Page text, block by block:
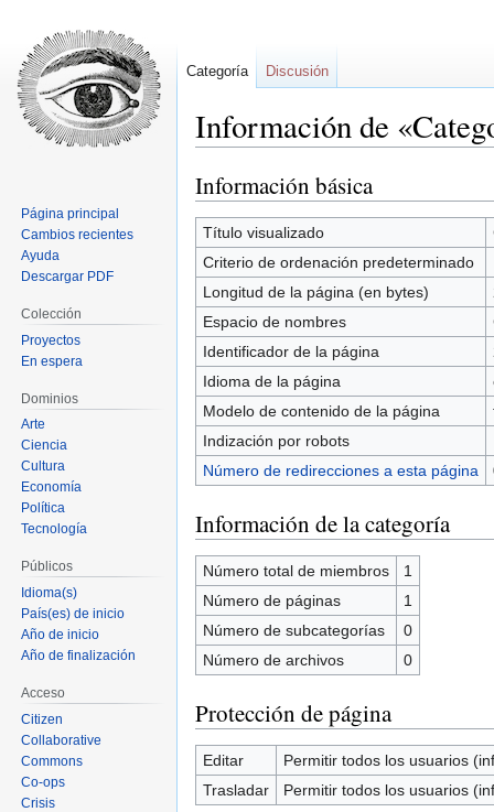
Información de
Ir
a
la
navegación
Ir
a
la
búsqueda
Información básica
Título visualizado
Criterio de ordenación predeterminado
Longitud de la página (en bytes)
Espacio de nombres
Identificador de la página
Idioma de la página
Modelo de contenido de la página
Indización por robots
Número de redirecciones a esta página
Información de la categoría
Número total de miembros
1
Número de páginas
1
Número de subcategorías
0
Número de archivos
0
Protección de página
Editar
Permitir todos los usuarios
Trasladar
Permitir todos los usuarios
Categoría Discusión
Página principal
Cambios recientes
Ayuda
Descargar PDF
Colección
Proyectos
En espera
Dominios
Arte
Ciencia
Cultura
Economía
Política
Tecnología
Públicos
Idioma(s)
País(es) de inicio
Año de inicio
Año de finalización
Acceso
Citizen
Collaborative
Commons
Co-ops
Crisis